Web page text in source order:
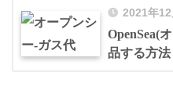
2021年12
OpenSea(
品する方